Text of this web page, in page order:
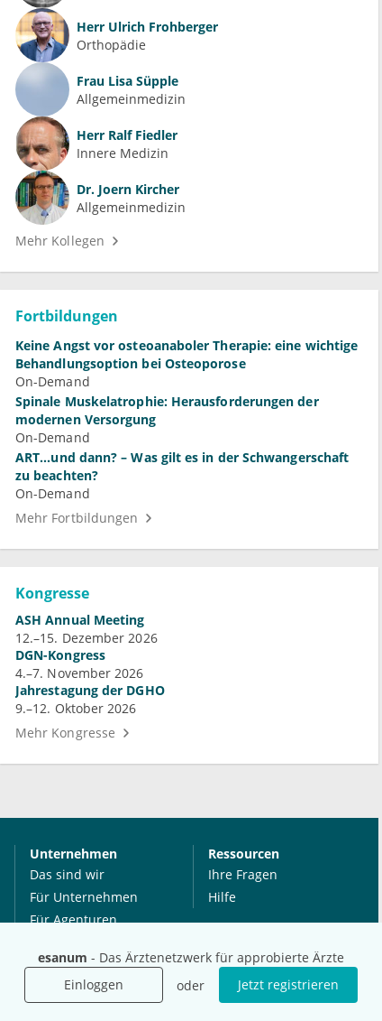
esanum - Das Ärztenetzwerk für approbierte Ärzte
Einloggen
oder Jetzt registrieren
Herr Ulrich Frohberger
Orthopädie
Frau Lisa Süpple
Allgemeinmedizin
Herr Ralf Fiedler
Innere Medizin
Dr. Joern Kircher
Allgemeinmedizin
Mehr Kollegen
Fortbildungen
Keine Angst vor osteoanaboler Therapie: eine wichtige
Behandlungsoption bei Osteoporose
On-Demand
Spinale Muskelatrophie: Herausforderungen der
modernen Versorgung
On-Demand
ART...und dann? – Was gilt es in der Schwangerschaft
zu beachten?
On-Demand
Mehr Fortbildungen
Kongresse
ASH Annual Meeting
12.–15. Dezember 2026
DGN-Kongress
4.–7. November 2026
Jahrestagung der DGHO
9.–12. Oktober 2026
Mehr Kongresse
Unternehmen
Das sind wir
Für Unternehmen
Für Agenturen
Presse
Karriere
Ressourcen
Ihre Fragen
Hilfe